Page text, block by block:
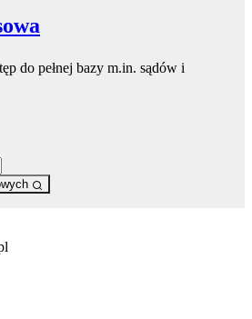
do pełnej bazy m.in. sądów i